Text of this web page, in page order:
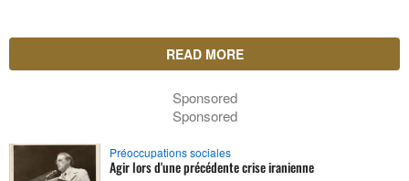
READ MORE
Sponsored
Sponsored
Préoccupations sociales
Agir lors d'une précédente crise iranienne